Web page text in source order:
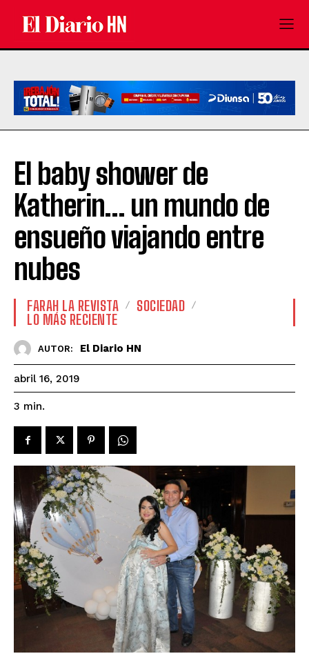
El baby shower de
Katherin… un mundo de
ensueño viajando entre
nubes
FARAH LA REVISTA
SOCIEDAD
LO MÁS RECIENTE
AUTOR: El Diario HN
abril 16, 2019
3 min.